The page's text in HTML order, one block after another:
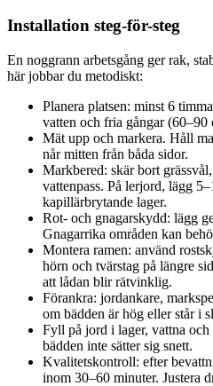
Installation steg-för-steg
En noggrann arbetsgång ger rak,
här jobbar du metodiskt:
Planera platsen: minst 6
vatten och fria gångar
Mät upp och markera. Håll
når mitten från båda sidor.
Markbered: skär bort
vattenpass. På lerjord, lägg
kapillärbrytande lager.
Rot- och gnagarskydd: lägg
Gnagarrika områden kan
Montera ramen: använd
hörn och tvärstag på längre
att lådan blir rätvinklig.
Förankra: jordankare,
om bädden är hög eller står i
Fyll på jord i lager, vattna och
bädden inte sätter sig snett.
Kvalitetskontroll: efter
inom 30–60 minuter. Justera